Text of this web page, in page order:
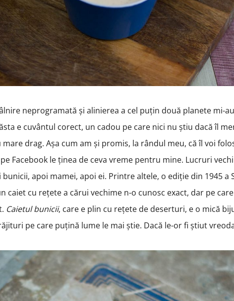
neprogramată și alinierea a cel puțin două planete mi-
e cuvântul corect, un cadou pe care nici nu știu dacă îl
drag. Așa cum am și promis, la rândul meu, că îl voi
Facebook le ținea de ceva vreme pentru mine. Lucruri
apoi mamei, apoi ei. Printre altele, o ediție din 1945 a
caiet cu rețete a cărui vechime n-o cunosc exact, dar pe
Caietul bunicii, care e plin cu rețete de deserturi, e o mică
pe care puțină lume le mai știe. Dacă le-or fi știut